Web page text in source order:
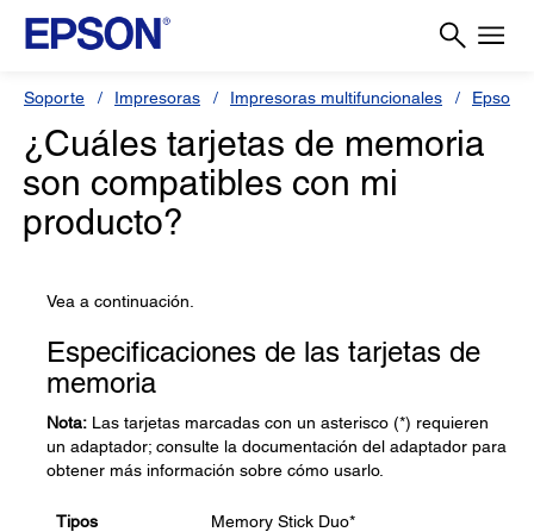
Soporte Impresoras Impresoras multifuncionales Epson L
¿Cuáles tarjetas de memoria
son compatibles con mi
producto?
Vea a continuación.
Especificaciones de las tarjetas de
memoria
Nota: Las tarjetas marcadas con un asterisco (*) requieren
un adaptador; consulte la documentación del adaptador para
obtener más información sobre cómo usarlo.
Tipos
Memory Stick Duo*